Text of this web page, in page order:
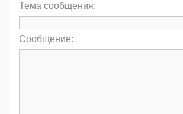
Тема сообщения:
Сообщение: